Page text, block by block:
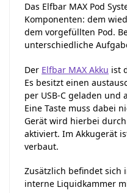
Das Elfbar MAX Pod
Komponenten: dem
dem vorgefüllten Pod.
unterschiedliche
Der Elfbar MAX Akku ist
Es besitzt einen
per USB-C geladen
Eine Taste muss dabei
Gerät wird hierbei
aktiviert. Im Akkugerät
verbaut.
Zusätzlich befindet sich
interne Liquidkammer